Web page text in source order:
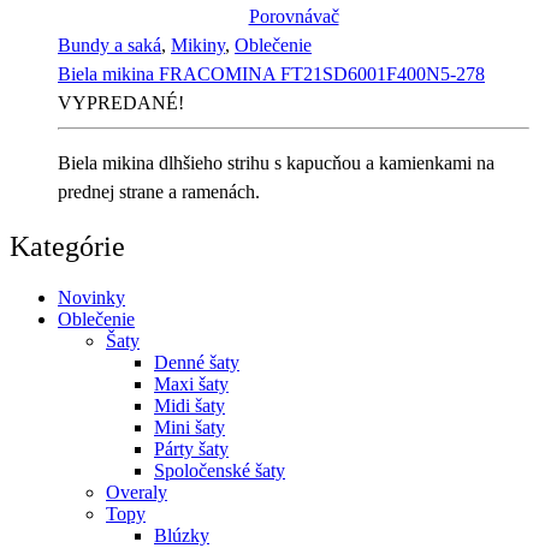
Porovnávač
Bundy a saká, Mikiny, Oblečenie
Biela mikina FRACOMINA FT21SD6001F400N5-278
VYPREDANÉ!
Biela mikina dlhšieho strihu s kapucňou a kamienkami na
prednej strane a ramenách.
Kategórie
Novinky
Oblečenie
Šaty
Denné šaty
Maxi šaty
Midi šaty
Mini šaty
Párty šaty
Spoločenské šaty
Overaly
Topy
Blúzky